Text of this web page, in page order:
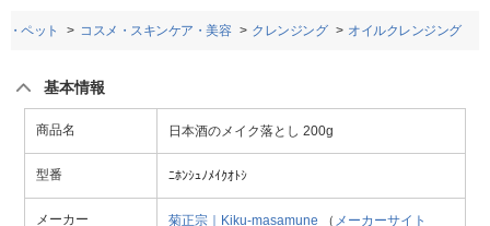
・ペット コスメ・スキンケア・美容 クレンジング オイルクレンジング
基本情報
商品名 日本酒のメイク落とし 200g
型番 ﾆﾎﾝｼｭﾉﾒｲｸｵﾄｼ
メーカー 菊正宗｜Kiku-masamune （ メーカーサイト